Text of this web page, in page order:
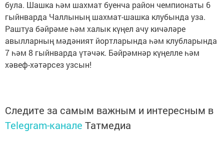
була. Шашка һәм шахмат буенча район чемпионаты 6
гыйнварда Чаллының шахмат-шашка клубында уза.
Раштуа бәйрәме һәм халык күңел ачу кичәләре
авылларның мәдәният йортларында һәм клубларында
7 һәм 8 гыйнварда үтәчәк. Бәйрәмнәр күңелле һәм
хәвеф-хәтәрсез узсын!
Следите за самым важным и интересным в
Telegram-канале Татмедиа